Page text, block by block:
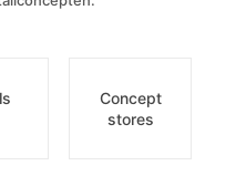
Concept
stores